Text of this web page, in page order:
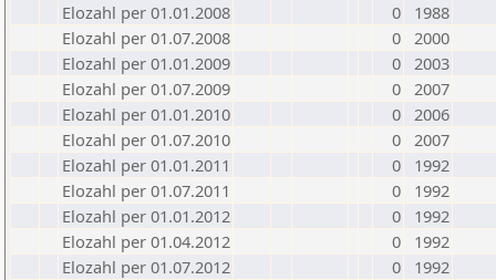
Elozahl per 01.01.2008
0
1988
Elozahl per 01.07.2008
0 2000
Elozahl per 01.01.2009
0 2003
Elozahl per 01.07.2009
0 2007
Elozahl per 01.01.2010
0 2006
Elozahl per 01.07.2010
0 2007
Elozahl per 01.01.2011
0
1992
Elozahl per 01.07.2011
0
1992
Elozahl per 01.01.2012
0
1992
Elozahl per 01.04.2012
0
1992
Elozahl per 01.07.2012
0
1992